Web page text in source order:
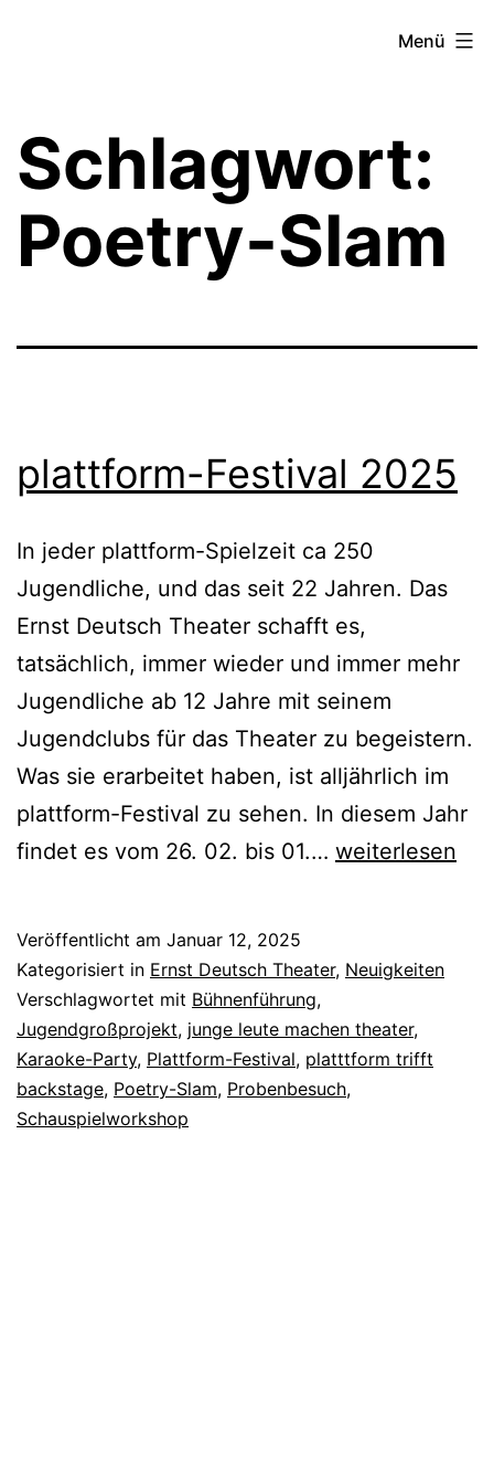
Menü
Schlagwort:
Poetry-Slam
plattform-Festival 2025
In jeder plattform-Spielzeit ca 250
Jugendliche, und das seit 22 Jahren. Das
Ernst Deutsch Theater schafft es,
tatsächlich, immer wieder und immer mehr
Jugendliche ab 12 Jahre mit seinem
Jugendclubs für das Theater zu begeistern.
Was sie erarbeitet haben, ist alljährlich im
plattform-Festival zu sehen. In diesem Jahr
findet es vom 26. 02. bis 01.… plattform-
weiterlesen
Veröffentlicht am Januar 12, 2025
Kategorisiert in Ernst Deutsch Theater, Neuigkeiten
Verschlagwortet mit Bühnenführung,
Jugendgroßprojekt, junge leute machen theater,
Karaoke-Party, Plattform-Festival, platttform trifft
backstage, Poetry-Slam, Probenbesuch,
Schauspielworkshop